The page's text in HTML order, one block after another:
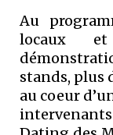
Au
locaux
stands, plus
au coeur